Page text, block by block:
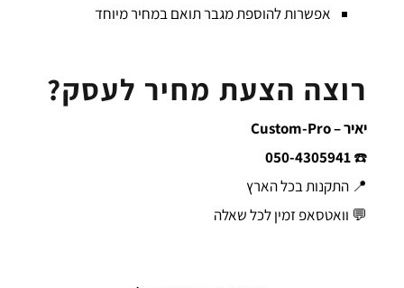
אפשרות להוספת מגבר תואם במחיר מיוחד
רוצה הצעת מחיר לעסק?
יאיר – Custom-Pro
☎️
050-4305941
📍 התקנות בכל הארץ
💬 וואטסאפ זמין לכל שאלה